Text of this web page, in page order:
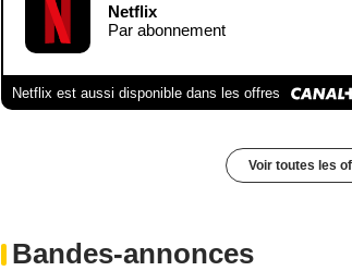
Netflix
Par abonnement
Netflix est aussi disponible dans les offres
Voir toutes les
Bandes-annonces